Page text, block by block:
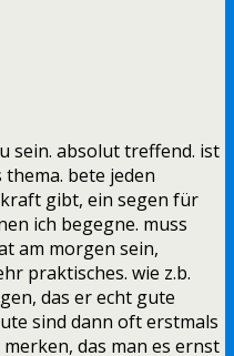
sein. absolut treffend. ist
bete jeden
gibt, ein segen für
ich begegne. muss
am morgen sein,
praktisches. wie z.b.
das er echt gute
sind dann oft erstmals
das man es ernst